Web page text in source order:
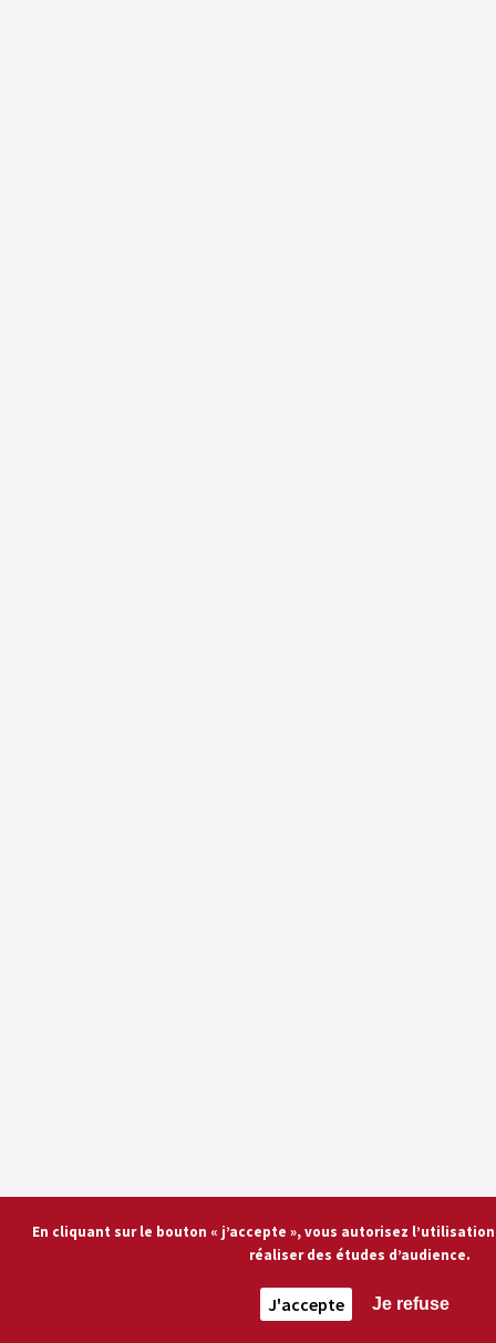
En cliquant sur le bouton « j’accepte », vous autorisez
réaliser des études d’audience.
J'accepte Je refuse